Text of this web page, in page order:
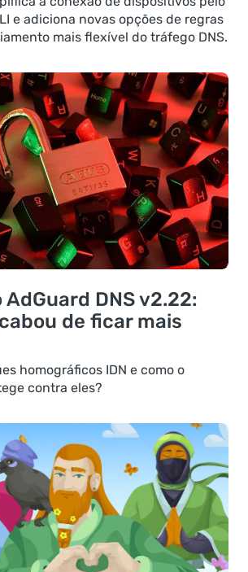
e adiciona novas opções de regras
mais flexível do tráfego DNS.
AdGuard DNS v2.22:
de ficar mais
homográficos IDN e como o
contra eles?